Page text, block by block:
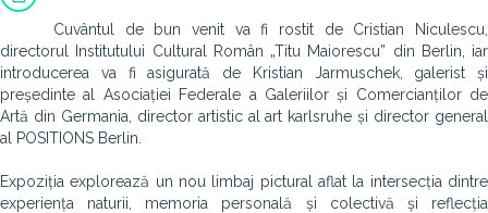
Cuvântul de bun venit va fi rostit de Cristian Niculescu,
directorul Institutului Cultural Român „Titu Maiorescu” din Berlin, iar
introducerea va fi asigurată de Kristian Jarmuschek, galerist și
președinte al Asociației Federale a Galeriilor și Comercianților de
Artă din Germania, director artistic al art karlsruhe și director general
al POSITIONS Berlin.
Expoziția explorează un nou limbaj pictural aflat la intersecția dintre
experiența naturii, memoria personală și colectivă și reflecția